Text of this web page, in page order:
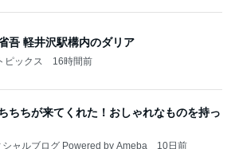
吾 軽井沢駅構内のダリア
ピックス 16時間前
ちちが来てくれた！おしゃれなものを持っ
シャルブログ Powered by Ameba 10日前